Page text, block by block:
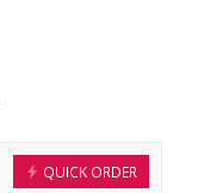
QUICK ORDER